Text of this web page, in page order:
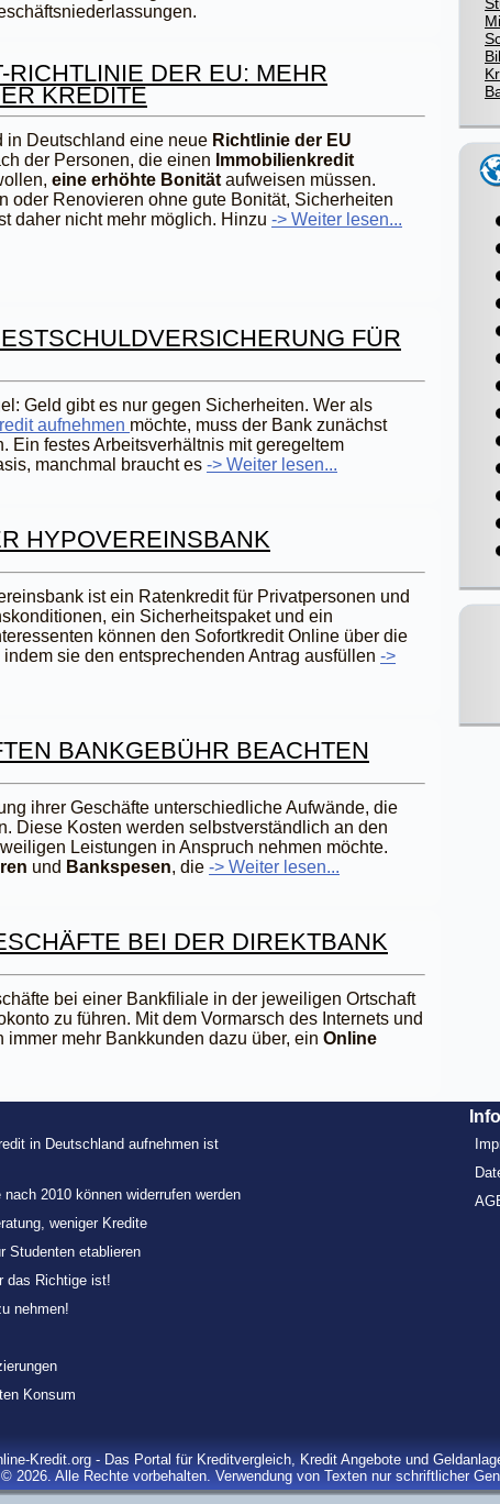
RICHTLINIE DER EU: MEHR
KREDITE
in Deutschland eine neue Richtlinie der EU
der Personen, die einen Immobilienkredit
eine erhöhte Bonität aufweisen müssen.
oder Renovieren ohne gute Bonität, Sicherheiten
daher nicht mehr möglich. Hinzu -> Weiter lesen...
FÜR
Geld gibt es nur gegen Sicherheiten. Wer als
aufnehmen möchte, muss der Bank zunächst
Ein festes Arbeitsverhältnis mit geregeltem
manchmal braucht es -> Weiter lesen...
HYPOVEREINSBANK
ist ein Ratenkredit für Privatpersonen und
ein Sicherheitspaket und ein
können den Sofortkredit Online über die
sie den entsprechenden Antrag ausfüllen ->
BANKGEBÜHR BEACHTEN
ihrer Geschäfte unterschiedliche Aufwände, die
Diese Kosten werden selbstverständlich an den
Leistungen in Anspruch nehmen möchte.
und Bankspesen, die -> Weiter lesen...
BEI DER DIREKTBANK
bei einer Bankfiliale in der jeweiligen Ortschaft
zu führen. Mit dem Vormarsch des Internets und
immer mehr Bankkunden dazu über, ein Online
in Deutschland aufnehmen ist
2010 können widerrufen werden
weniger Kredite
Studenten etablieren
das Richtige ist!
nehmen!
Konsum
Kredit.org - Das Portal für Kreditvergleich, Kredit Angebote und
2026. Alle Rechte vorbehalten. Verwendung von Texten nur schriftlicher